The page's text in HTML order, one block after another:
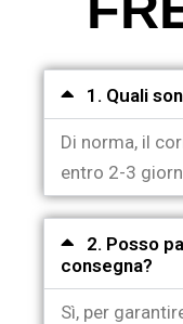
1. Quali
Di norma, il
entro 2-3
2. Posso
consegna?
Sì, per